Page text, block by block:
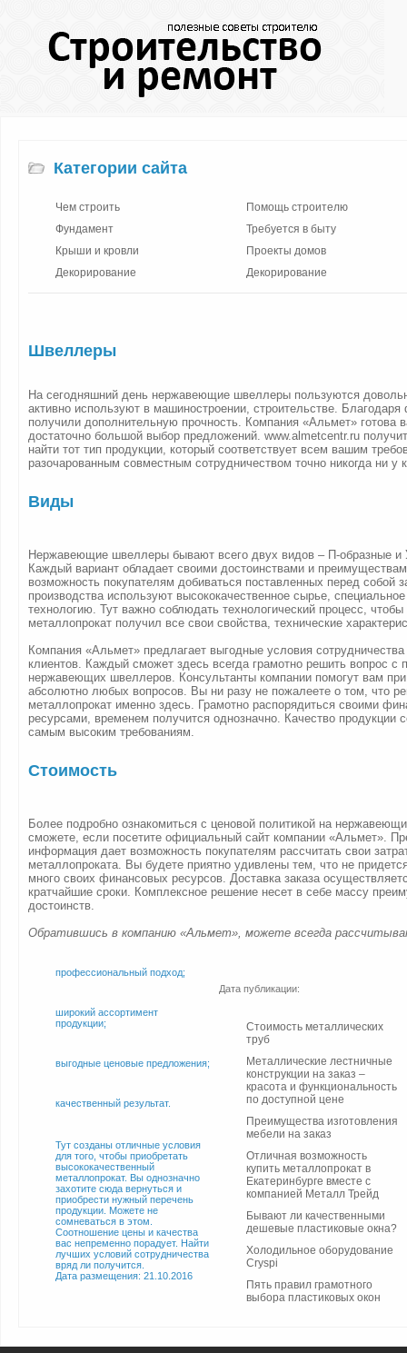
Категории сайта
Чем строить
Фундамент
Крыши и кровли
Декорирование
Помощь строителю
Требуется в быту
Проекты домов
Декорирование
Швеллеры
На сегодняшний день нержавеющие швеллеры пользуются
активно используют в машиностроении, строительстве.
получили дополнительную прочность. Компания «Альмет» готова
достаточно большой выбор предложений. www.almetcentr.ru
найти тот тип продукции, который соответствует всем вашим
разочарованным совместным сотрудничеством точно никогда ни у
Виды
Нержавеющие швеллеры бывают всего двух видов – П-образные и
Каждый вариант обладает своими достоинствами и
возможность покупателям добиваться поставленных перед собой
производства используют высококачественное сырье,
технологию. Тут важно соблюдать технологический процесс, чтобы
металлопрокат получил все свои свойства, технические
Компания «Альмет» предлагает выгодные условия
клиентов. Каждый сможет здесь всегда грамотно решить вопрос с
нержавеющих швеллеров. Консультанты компании помогут вам
абсолютно любых вопросов. Вы ни разу не пожалеете о том, что
металлопрокат именно здесь. Грамотно распорядиться своими
ресурсами, временем получится однозначно. Качество продукции
самым высоким требованиям.
Стоимость
Более подробно ознакомиться с ценовой политикой на
сможете, если посетите официальный сайт компании «Альмет».
информация дает возможность покупателям рассчитать свои
металлопроката. Вы будете приятно удивлены тем, что не
много своих финансовых ресурсов. Доставка заказа
кратчайшие сроки. Комплексное решение несет в себе массу
достоинств.
Обратившись в компанию «Альмет», можете всегда
профессиональный подход;
широкий ассортимент
продукции;
выгодные ценовые предложения;
качественный результат.
Тут созданы отличные условия
для того, чтобы приобретать
высококачественный
металлопрокат. Вы однозначно
захотите сюда вернуться и
приобрести нужный перечень
продукции. Можете не
сомневаться в этом.
Соотношение цены и качества
вас непременно порадует. Найти
лучших условий сотрудничества
вряд ли получится.
Дата размещения: 21.10.2016
Дата публикации:
Стоимость металлических
труб
Металлические лестничные
конструкции на заказ –
красота и функциональность
по доступной цене
Преимущества изготовления
мебели на заказ
Отличная возможность
купить металлопрокат в
Екатеринбурге вместе с
компанией Металл Трейд
Бывают ли качественными
дешевые пластиковые окна?
Холодильное оборудование
Cryspi
Пять правил грамотного
выбора пластиковых окон